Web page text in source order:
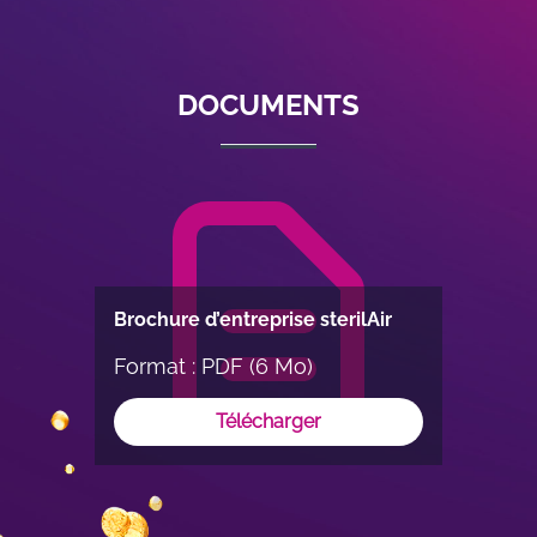
DOCUMENTS
Brochure d’entreprise sterilAir
Format : PDF (6 Mo)
Télécharger